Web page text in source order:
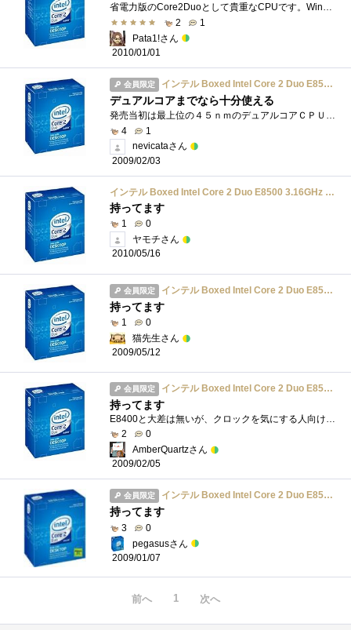
省電力版のCore2Duoとして貴重なCPUです。Windowsマシンについてはミドルクラスで充分、ビデオカードにも追加電源コネクターは不要という主義なの�...
2
1
Pata1!さん
2010/01/01
会員限定 インテル Boxed Intel Core 2 Duo E8500 3.16GHz BX80570E8500
デュアルコアまでなら十分使える
発売当初は最上位の４５ｎｍのデュアルコアＣＰＵでした。。（レビュー書いてる今はすでにさらに上位のものが販売されてますが）使っている�...
4
1
nevicataさん
2009/02/03
インテル Boxed Intel Core 2 Duo E8500 3.16GHz BX80570E8500
持ってます
1
0
ヤモチさん
2010/05/16
会員限定 インテル Boxed Intel Core 2 Duo E8500 3.16GHz BX80570E8500
持ってます
1
0
猫先生さん
2009/05/12
会員限定 インテル Boxed Intel Core 2 Duo E8500 3.16GHz BX80570E8500
持ってます
2
0
AmberQuartzさん
2009/02/05
会員限定 インテル Boxed Intel Core 2 Duo E8500 3.16GHz BX80570E8500
持ってます
3
0
pegasusさん
2009/01/07
前へ 1 次へ